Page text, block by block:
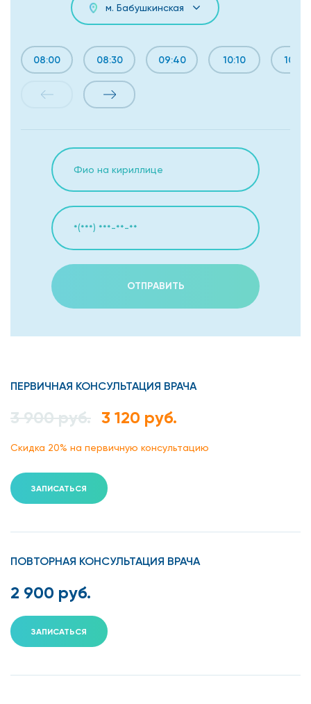
м. Бабушкинская
08:00 08:30 09:40 10:10 10:40
ОТПРАВИТЬ
ПЕРВИЧНАЯ КОНСУЛЬТАЦИЯ ВРАЧА
3 900 руб. 3 120 руб.
Скидка 20% на первичную консультацию
ЗАПИСАТЬСЯ
ПОВТОРНАЯ КОНСУЛЬТАЦИЯ ВРАЧА
2 900 руб.
ЗАПИСАТЬСЯ